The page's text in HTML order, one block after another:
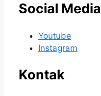
Social Media
Youtube
Instagram
Kontak